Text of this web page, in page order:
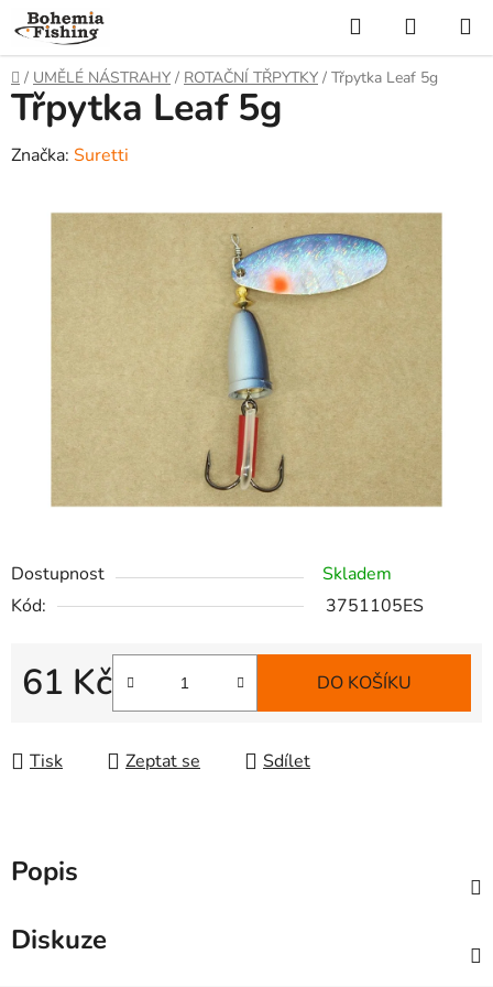
Přejít
na
obsah
Hledat
KOŠÍK
Domů
/ UMĚLÉ NÁSTRAHY / ROTAČNÍ TŘPYTKY / Třpytka Leaf 5g
Dostupnost
Skladem
Kód:
3751105ES
61 Kč
Měrná cena:
DO KOŠÍKU
Tisk Zeptat se Sdílet
Třpytka Leaf 5g
Značka: Suretti
Popis
Diskuze